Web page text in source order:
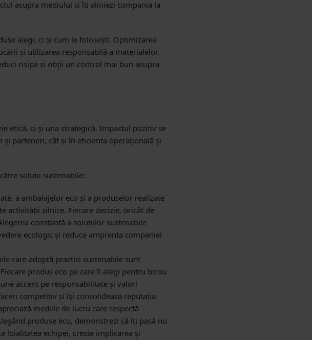
asupra mediului și îți aliniezi compania la
alegi, ci și cum le folosești. Optimizarea
și utilizarea responsabilă a materialelor.
risipa și obții un control mai bun asupra
etică, ci și una strategică. Impactul pozitiv se
parteneri, cât și în eficiența operațională și
soluții sustenabile:
a ambalajelor eco și a produselor realizate
activității zilnice. Fiecare decizie, oricât de
constantă a soluțiilor sustenabile
ecologic și reduce amprenta companiei
care adoptă practici sustenabile sunt
produs eco pe care îl alegi pentru birou
accent pe responsabilitate și valori
competitiv și își consolidează reputația.
mediile de lucru care respectă
produse eco, demonstrezi că îți pasă nu
loialitatea echipei, crește implicarea și